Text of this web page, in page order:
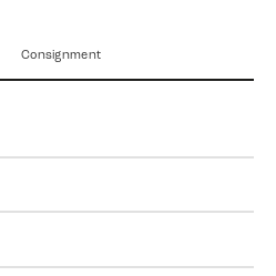
Consignment